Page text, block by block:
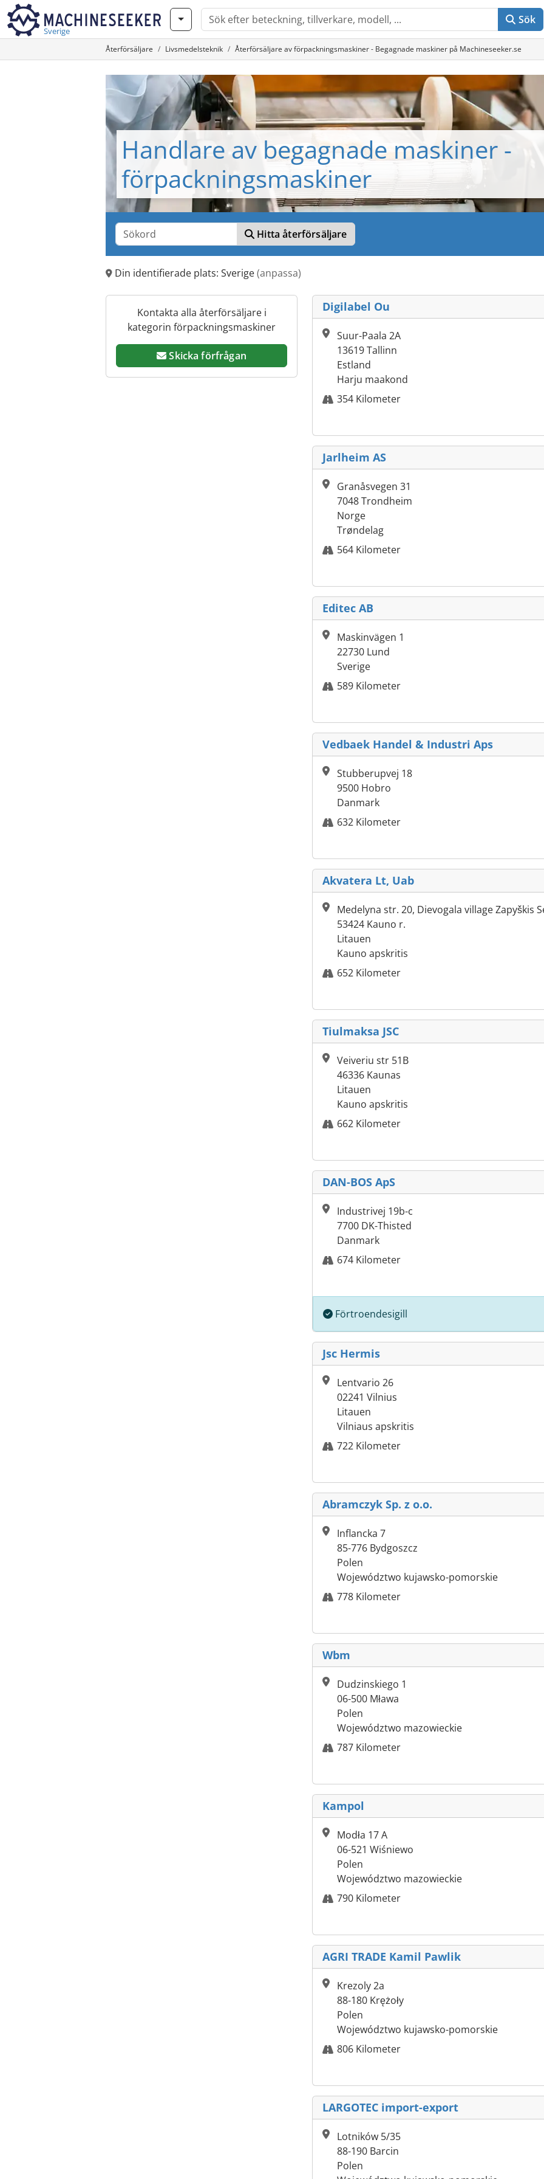
Sverige
Sök
Återförsäljare Livsmedelsteknik Återförsäljare av förpackningsmaskiner - Begagnade maskiner på Machineseeker.se
Handlare av begagnade maskiner -
förpackningsmaskiner
Hitta återförsäljare
Din identifierade plats: Sverige(anpassa)
Kontakta alla återförsäljare i
kategorin förpackningsmaskiner
Skicka förfrågan
Digilabel Ou
Suur-Paala 2A
13619 Tallinn
Estland
Harju maakond
354 Kilometer
Jarlheim AS
Granåsvegen 31
7048 Trondheim
Norge
Trøndelag
564 Kilometer
Editec AB
Maskinvägen 1
22730 Lund
Sverige
589 Kilometer
Vedbaek Handel & Industri Aps
Stubberupvej 18
9500 Hobro
Danmark
632 Kilometer
Akvatera Lt, Uab
Medelyna str. 20, Dievogala village Zapyškis
53424 Kauno r.
Litauen
Kauno apskritis
652 Kilometer
Tiulmaksa JSC
Veiveriu str 51B
46336 Kaunas
Litauen
Kauno apskritis
662 Kilometer
DAN-BOS ApS
Industrivej 19b-c
7700 DK-Thisted
Danmark
674 Kilometer
Förtroendesigill
Jsc Hermis
Lentvario 26
02241 Vilnius
Litauen
Vilniaus apskritis
722 Kilometer
Abramczyk Sp. z o.o.
Inflancka 7
85-776 Bydgoszcz
Polen
Województwo kujawsko-pomorskie
778 Kilometer
Wbm
Dudzinskiego 1
06-500 Mława
Polen
Województwo mazowieckie
787 Kilometer
Kampol
Modła 17 A
06-521 Wiśniewo
Polen
Województwo mazowieckie
790 Kilometer
AGRI TRADE Kamil Pawlik
Krezoly 2a
88-180 Krężoły
Polen
Województwo kujawsko-pomorskie
806 Kilometer
LARGOTEC import-export
Lotników 5/35
88-190 Barcin
Polen